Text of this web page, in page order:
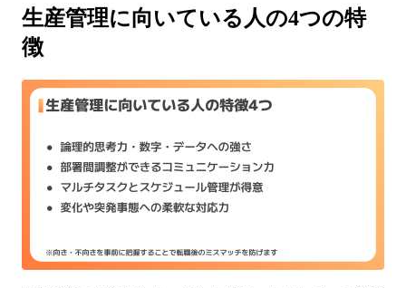
生産管理に向いている人の4つの特
徴